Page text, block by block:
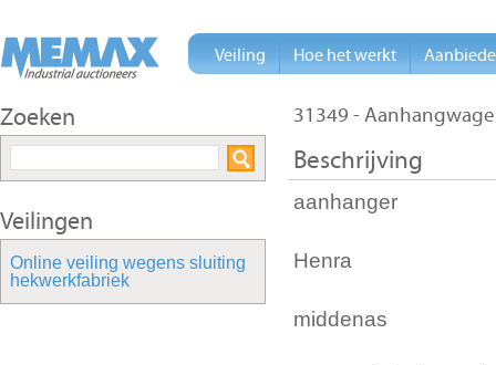
31349 -
Beschrijving
aanhanger
Henra
middenas
Zoeken
Veilingen
Online veiling wegens sluiting
hekwerkfabriek
Veiling Hoe het werkt